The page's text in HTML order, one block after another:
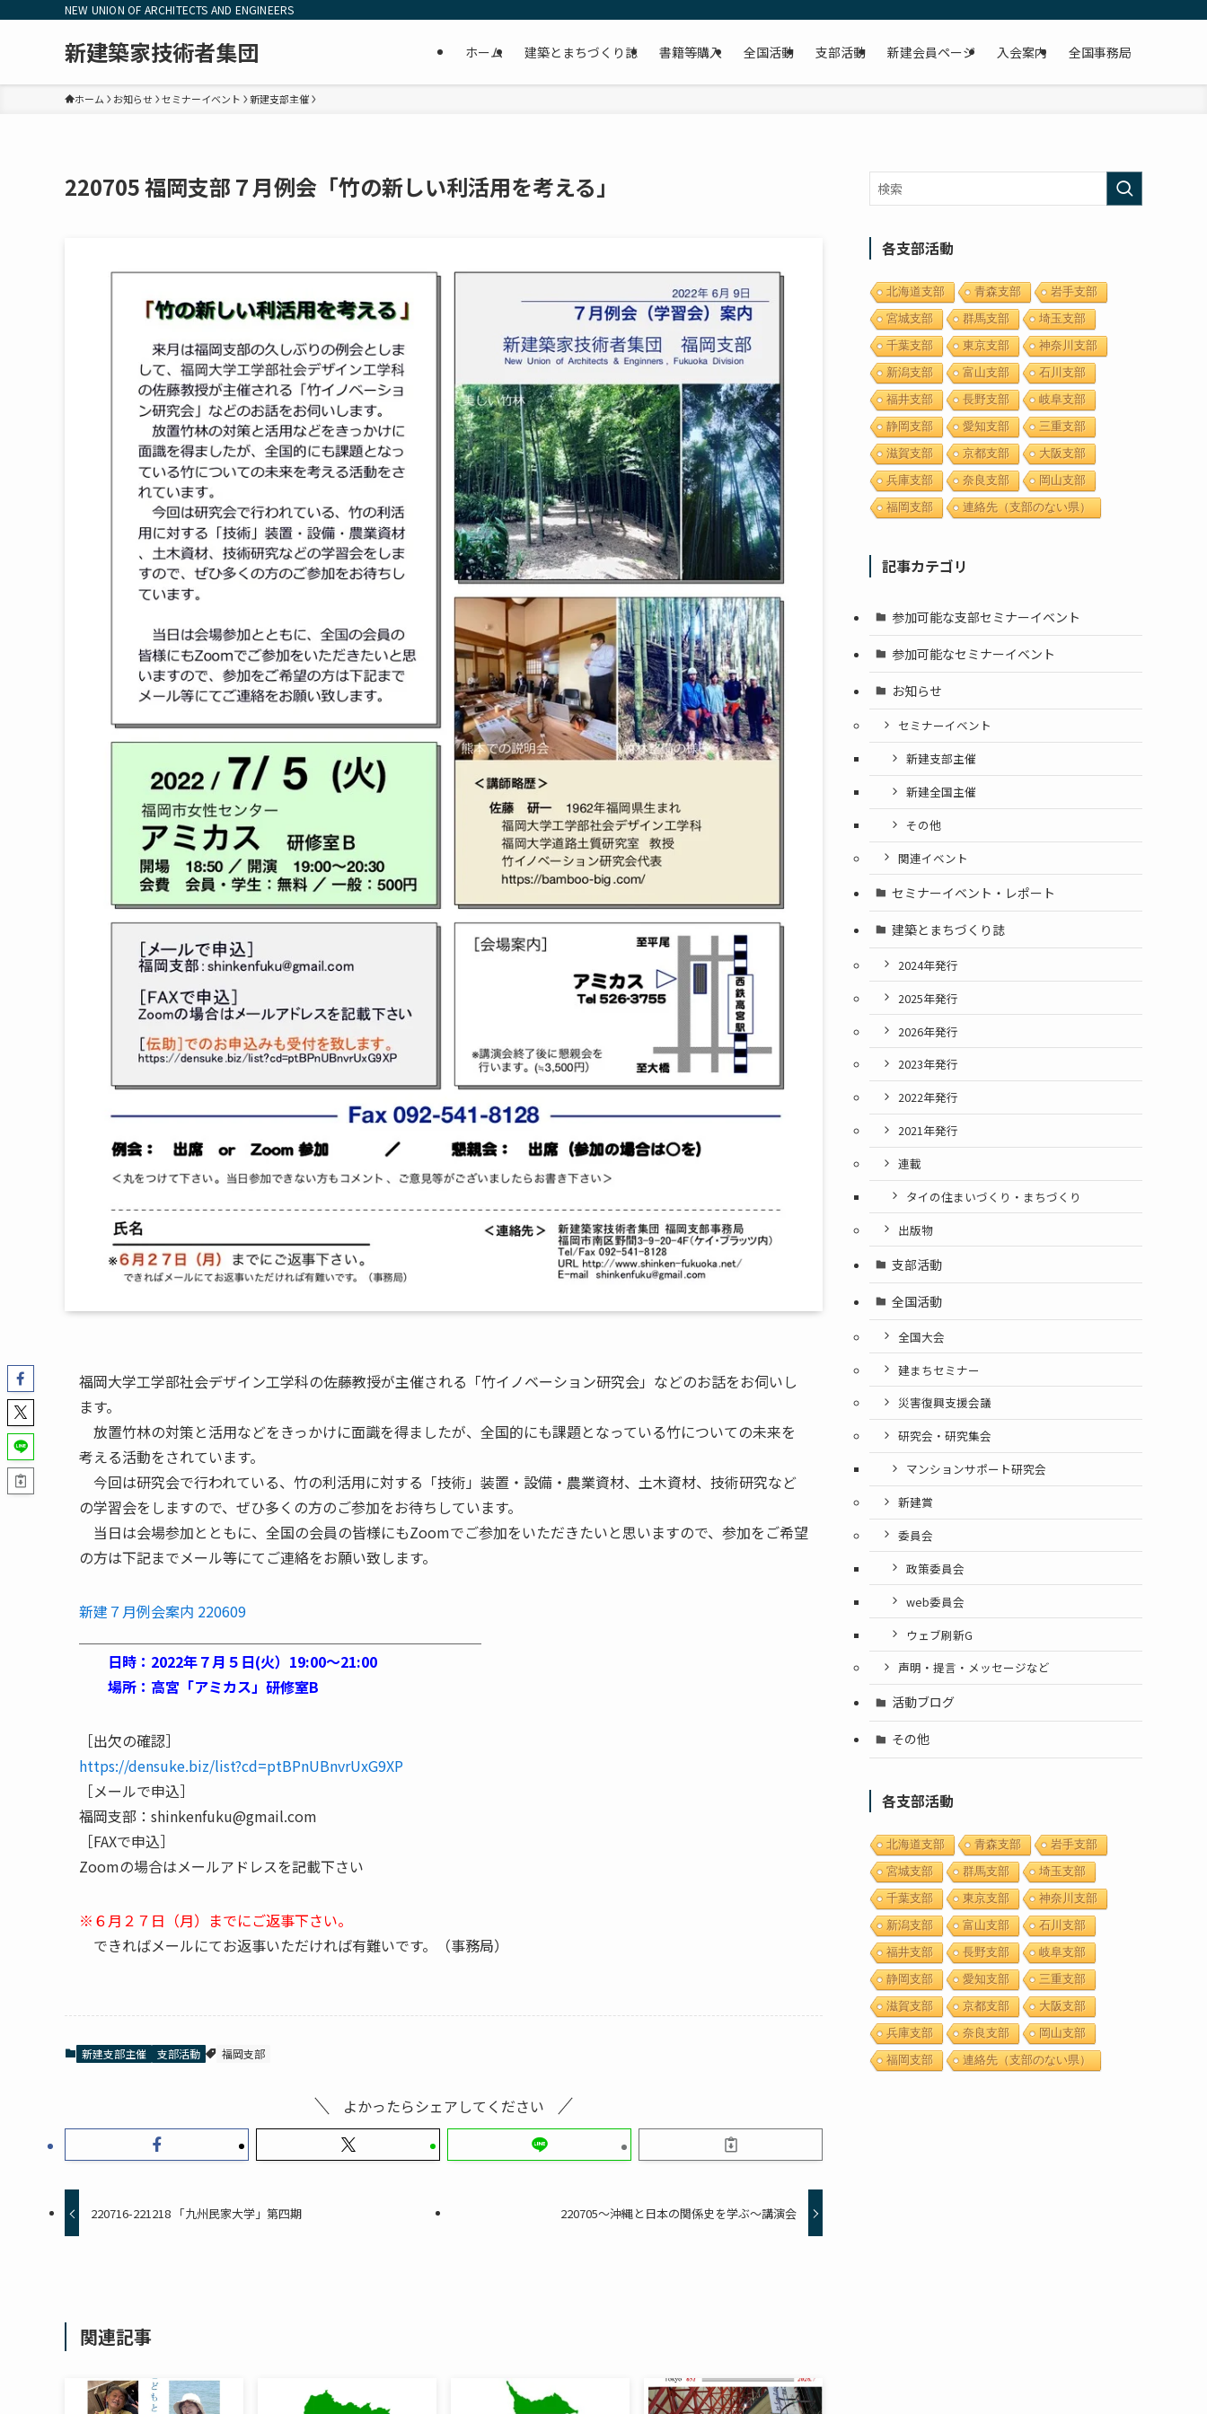
NEW UNION OF ARCHITECTS AND ENGINEERS
新建築家技術者集団 ホーム 建築とまちづくり誌 書籍等購入 全国活動 支部活動 新建会員ページ 入会案内 全国事務局
ホーム お知らせ セミナーイベント 新建支部主催
220705 福岡支部７月例会「竹の新しい利活用を考える」
福岡大学工学部社会デザイン工学科の佐藤教授が主催される「竹イノベーション研究会」などのお話をお伺いし
ます。
放置竹林の対策と活用などをきっかけに面識を得ましたが、全国的にも課題となっている竹についての未来を
考える活動をされています。
今回は研究会で行われている、竹の利活用に対する「技術」装置・設備・農業資材、土木資材、技術研究など
の学習会をしますので、ぜひ多くの方のご参加をお待ちしています。
当日は会場参加とともに、全国の会員の皆様にもZoomでご参加をいただきたいと思いますので、参加をご希望
の方は下記までメール等にてご連絡をお願い致します。
新建７月例会案内 220609
日時：2022年７月５日(火）19:00〜21:00
場所：高宮「アミカス」研修室B
［出欠の確認］
https://densuke.biz/list?cd=ptBPnUBnvrUxG9XP
［メールで申込］
福岡支部：shinkenfuku@gmail.com
［FAXで申込］
Zoomの場合はメールアドレスを記載下さい
※６月２７日（月）までにご返事下さい。
できればメールにてお返事いただければ有難いです。（事務局）
新建支部主催 支部活動 福岡支部
よかったらシェアしてください
220716-221218 「九州民家大学」第四期 220705～沖縄と日本の関係史を学ぶ～講演会
関連記事
各支部活動
北海道支部 青森支部
岩手支部
宮城支部
群馬支部
埼玉支部
千葉支部
東京支部
神奈川支部
新潟支部
富山支部
石川支部
福井支部
長野支部
岐阜支部
静岡支部
愛知支部
三重支部
滋賀支部
京都支部
大阪支部
兵庫支部
奈良支部
岡山支部
福岡支部
連絡先（支部のない県）
記事カテゴリ
参加可能な支部セミナーイベント
参加可能なセミナーイベント
お知らせ
セミナーイベント
新建支部主催
新建全国主催
その他
関連イベント
セミナーイベント・レポート
建築とまちづくり誌
2024年発行
2025年発行
2026年発行
2023年発行
2022年発行
2021年発行
連載
タイの住まいづくり・まちづくり
出版物
支部活動
全国活動
全国大会
建まちセミナー
災害復興支援会議
研究会・研究集会
マンションサポート研究会
新建賞
委員会
政策委員会
web委員会
ウェブ刷新G
声明・提言・メッセージなど
活動ブログ
その他
各支部活動
北海道支部 青森支部
岩手支部
宮城支部
群馬支部
埼玉支部
千葉支部
東京支部
神奈川支部
新潟支部
富山支部
石川支部
福井支部
長野支部
岐阜支部
静岡支部
愛知支部
三重支部
滋賀支部
京都支部
大阪支部
兵庫支部
奈良支部
岡山支部
福岡支部
連絡先（支部のない県）